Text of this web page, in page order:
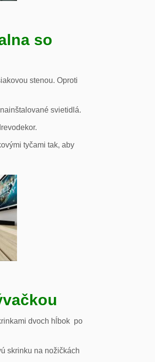
so
stenou. Oproti
svietidlá.
tyčami tak, aby
dvoch hĺbok po
skrinku na nožičkách